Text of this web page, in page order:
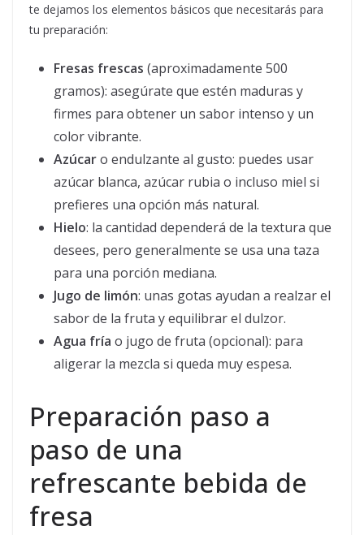
te dejamos los elementos básicos que necesitarás para
tu preparación:
Fresas frescas (aproximadamente 500
gramos): asegúrate que estén maduras y
firmes para obtener un sabor intenso y un
color vibrante.
Azúcaro endulzante al gusto: puedes usar
azúcar blanca, azúcar rubia o incluso miel si
prefieres una opción más natural.
Hielo: la cantidad dependerá de la textura que
desees, pero generalmente se usa una taza
para una porción mediana.
Jugo de limón: unas gotas ayudan a realzar el
sabor de la fruta y equilibrar el dulzor.
Agua fría o jugo de fruta (opcional): para
aligerar la mezcla si queda muy espesa.
Preparación paso a
paso de una
refrescante bebida de
fresa